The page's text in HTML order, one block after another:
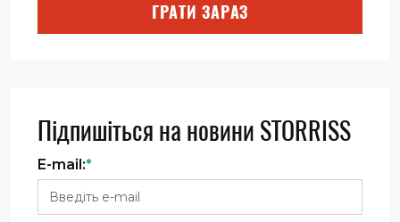
ГРАТИ ЗАРАЗ
Підпишіться на новини STORRISS
E-mail:*